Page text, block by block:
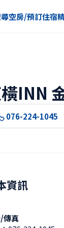
空房/預訂住宿
INN
076-224-1045
資訊
傳真